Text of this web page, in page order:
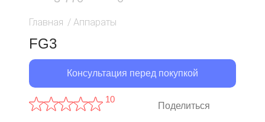
Главная / Аппараты
FG3
Консультация перед покупкой
10
Поделиться